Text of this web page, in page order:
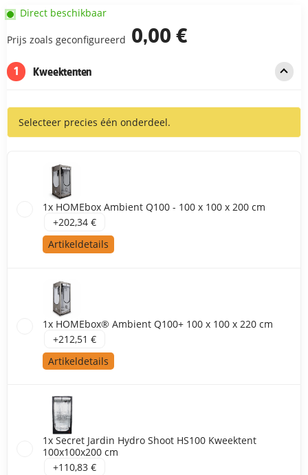
Prijs zoals geconfigureerd 0,00 €
Direct beschikbaar
1 Kweektenten
Kweektenten
Selecteer precies één onderdeel.
1x HOMEbox Ambient Q100 - 100 x 100 x 200 cm
+202,34 €
Artikeldetails
1x HOMEbox® Ambient Q100+ 100 x 100 x 220 cm
+212,51 €
Artikeldetails
1x Secret Jardin Hydro Shoot HS100 Kweektent
100x100x200 cm
+110,83 €